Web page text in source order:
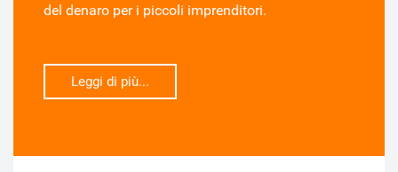
del denaro per i piccoli imprenditori.
Leggi di più...